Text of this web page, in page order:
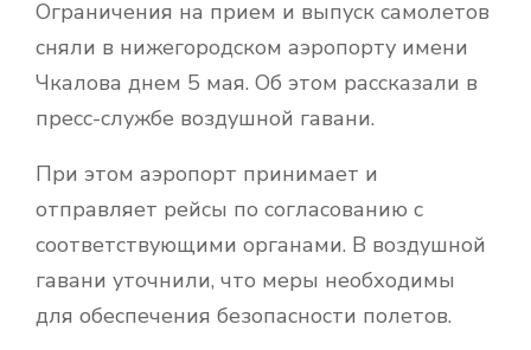
Ограничения на прием и выпуск самолетов
сняли в нижегородском аэропорту имени
Чкалова днем 5 мая. Об этом рассказали в
пресс-службе воздушной гавани.
При этом аэропорт принимает и
отправляет рейсы по согласованию с
соответствующими органами. В воздушной
гавани уточнили, что меры необходимы
для обеспечения безопасности полетов.